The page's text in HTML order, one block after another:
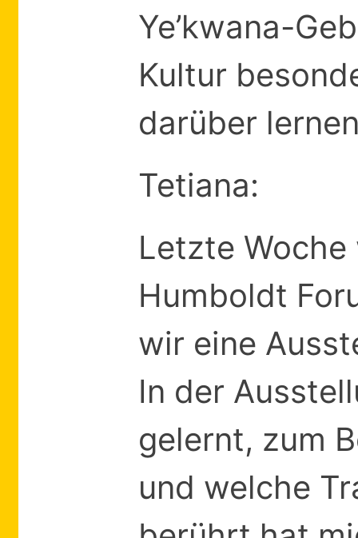
Ye’kwana-
Kultur
darüber
Tetiana:
Letzte
Humboldt
wir eine
In der
gelernt, zum
und welche